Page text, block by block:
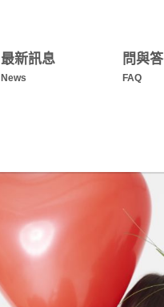
最新訊息
News
問與答
FAQ